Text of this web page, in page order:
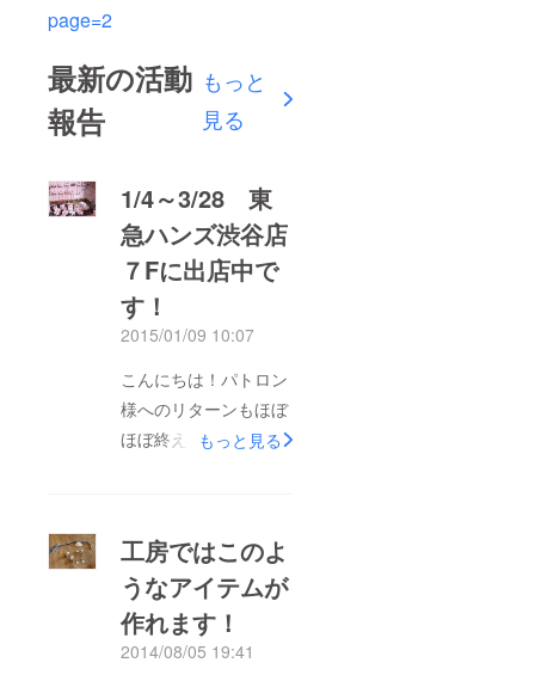
page=2
最新の活動
報告
もっと
見る
1/4～3/28 東
急ハンズ渋谷店
７Fに出店中で
す！
2015/01/09 10:07
こんにちは！パトロン
様へのリターンもほぼ
ほぼ終えることがで
活動報告となります
が、1/4～3/28まで私
の作品を東急ハンズ渋
谷店７Fハンズギャラ
もっと見る
工房ではこのよ
うなアイテムが
作れます！
2014/08/05 19:41